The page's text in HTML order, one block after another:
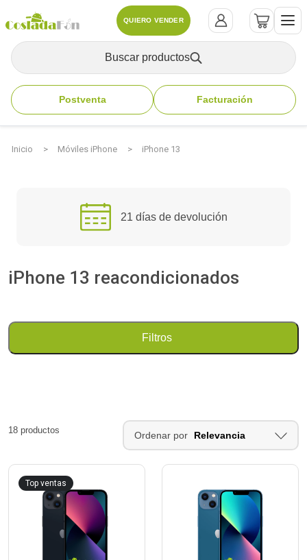
QUIERO VENDER
Buscar productos
Postventa Facturación
Inicio Móviles iPhone iPhone 13
21 días de devolución
iPhone 13 reacondicionados
Filtros
18 productos Ordenar por
Top ventas